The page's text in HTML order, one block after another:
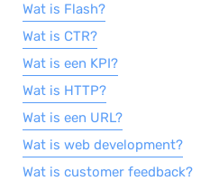
Wat is Flash?
Wat is CTR?
Wat is een KPI?
Wat is HTTP?
Wat is een URL?
Wat is web development?
Wat is customer feedback?